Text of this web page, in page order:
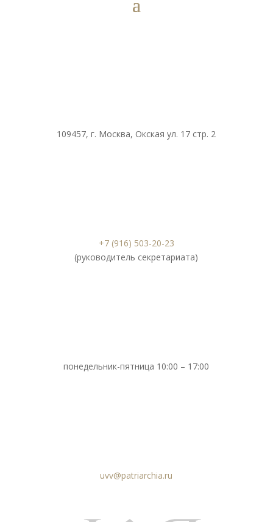
109457, г. Москва, Окская ул. 17 стр. 2
+7 (916) 503-20-23
(руководитель секретариата)
понедельник-пятница 10:00 – 17:00
uvv@patriarchia.ru